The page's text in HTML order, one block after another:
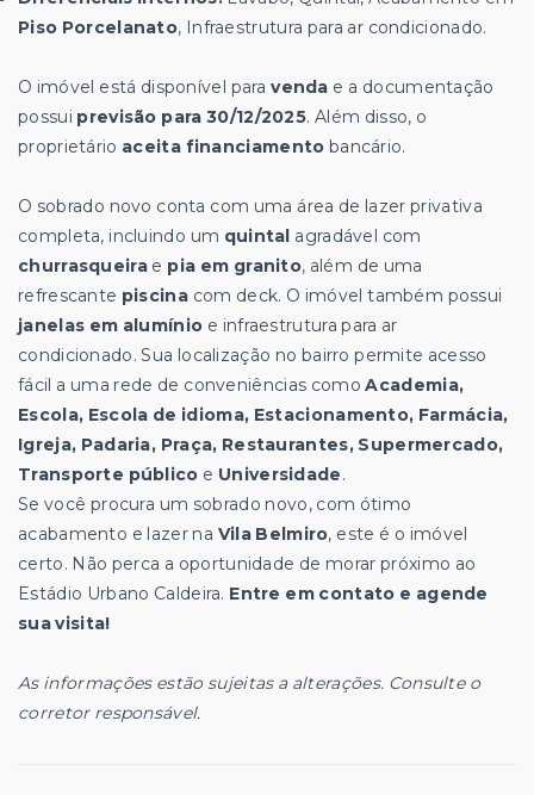
Piso Porcelanato, Infraestrutura para ar condicionado.
O imóvel está disponível paravenda e a documentação
possui previsão para 30/12/2025. Além disso, o
proprietário aceita financiamento bancário.
O sobrado novo conta com uma área de lazer privativa
completa, incluindo um quintal agradável com
churrasqueirae pia em granito, além de uma
refrescante piscinacom deck. O imóvel também possui
janelas em alumínio e infraestrutura para ar
condicionado. Sua localização no bairro permite acesso
fácil a uma rede de conveniências comoAcademia,
Escola, Escola de idioma, Estacionamento, Farmácia,
Igreja, Padaria, Praça, Restaurantes, Supermercado,
Transporte público e Universidade.
Se você procura um sobrado novo, com ótimo
acabamento e lazer na Vila Belmiro, este é o imóvel
certo. Não perca a oportunidade de morar próximo ao
Estádio Urbano Caldeira. Entre em contato e agende
sua visita!
As informações estão sujeitas a alterações. Consulte o
corretor responsável.